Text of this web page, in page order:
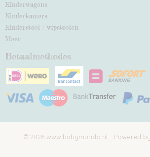
Kinderwagens
Kinderkamers
Kinderstoel / wipstoelen
Meer
Betaalmethodes
© 2026 www.babymundo.nl - Powered